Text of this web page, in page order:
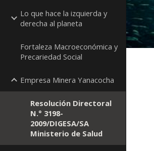
Lo que hace la izquierda y
derecha al planeta
Fortaleza Macroeconómica y
Precariedad Social
Empresa Minera Yanacocha
Resolución Directoral
N.° 3198-
2009/DIGESA/SA
Ministerio de Salud